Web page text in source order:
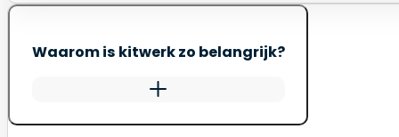
Waarom is kitwerk zo belangrijk?